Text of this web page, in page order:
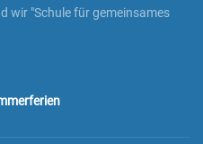
wir "Schule für gemeinsames